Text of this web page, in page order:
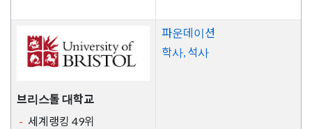
브리스톨 대학교
세계랭킹 49위
파운데이션
학사, 석사